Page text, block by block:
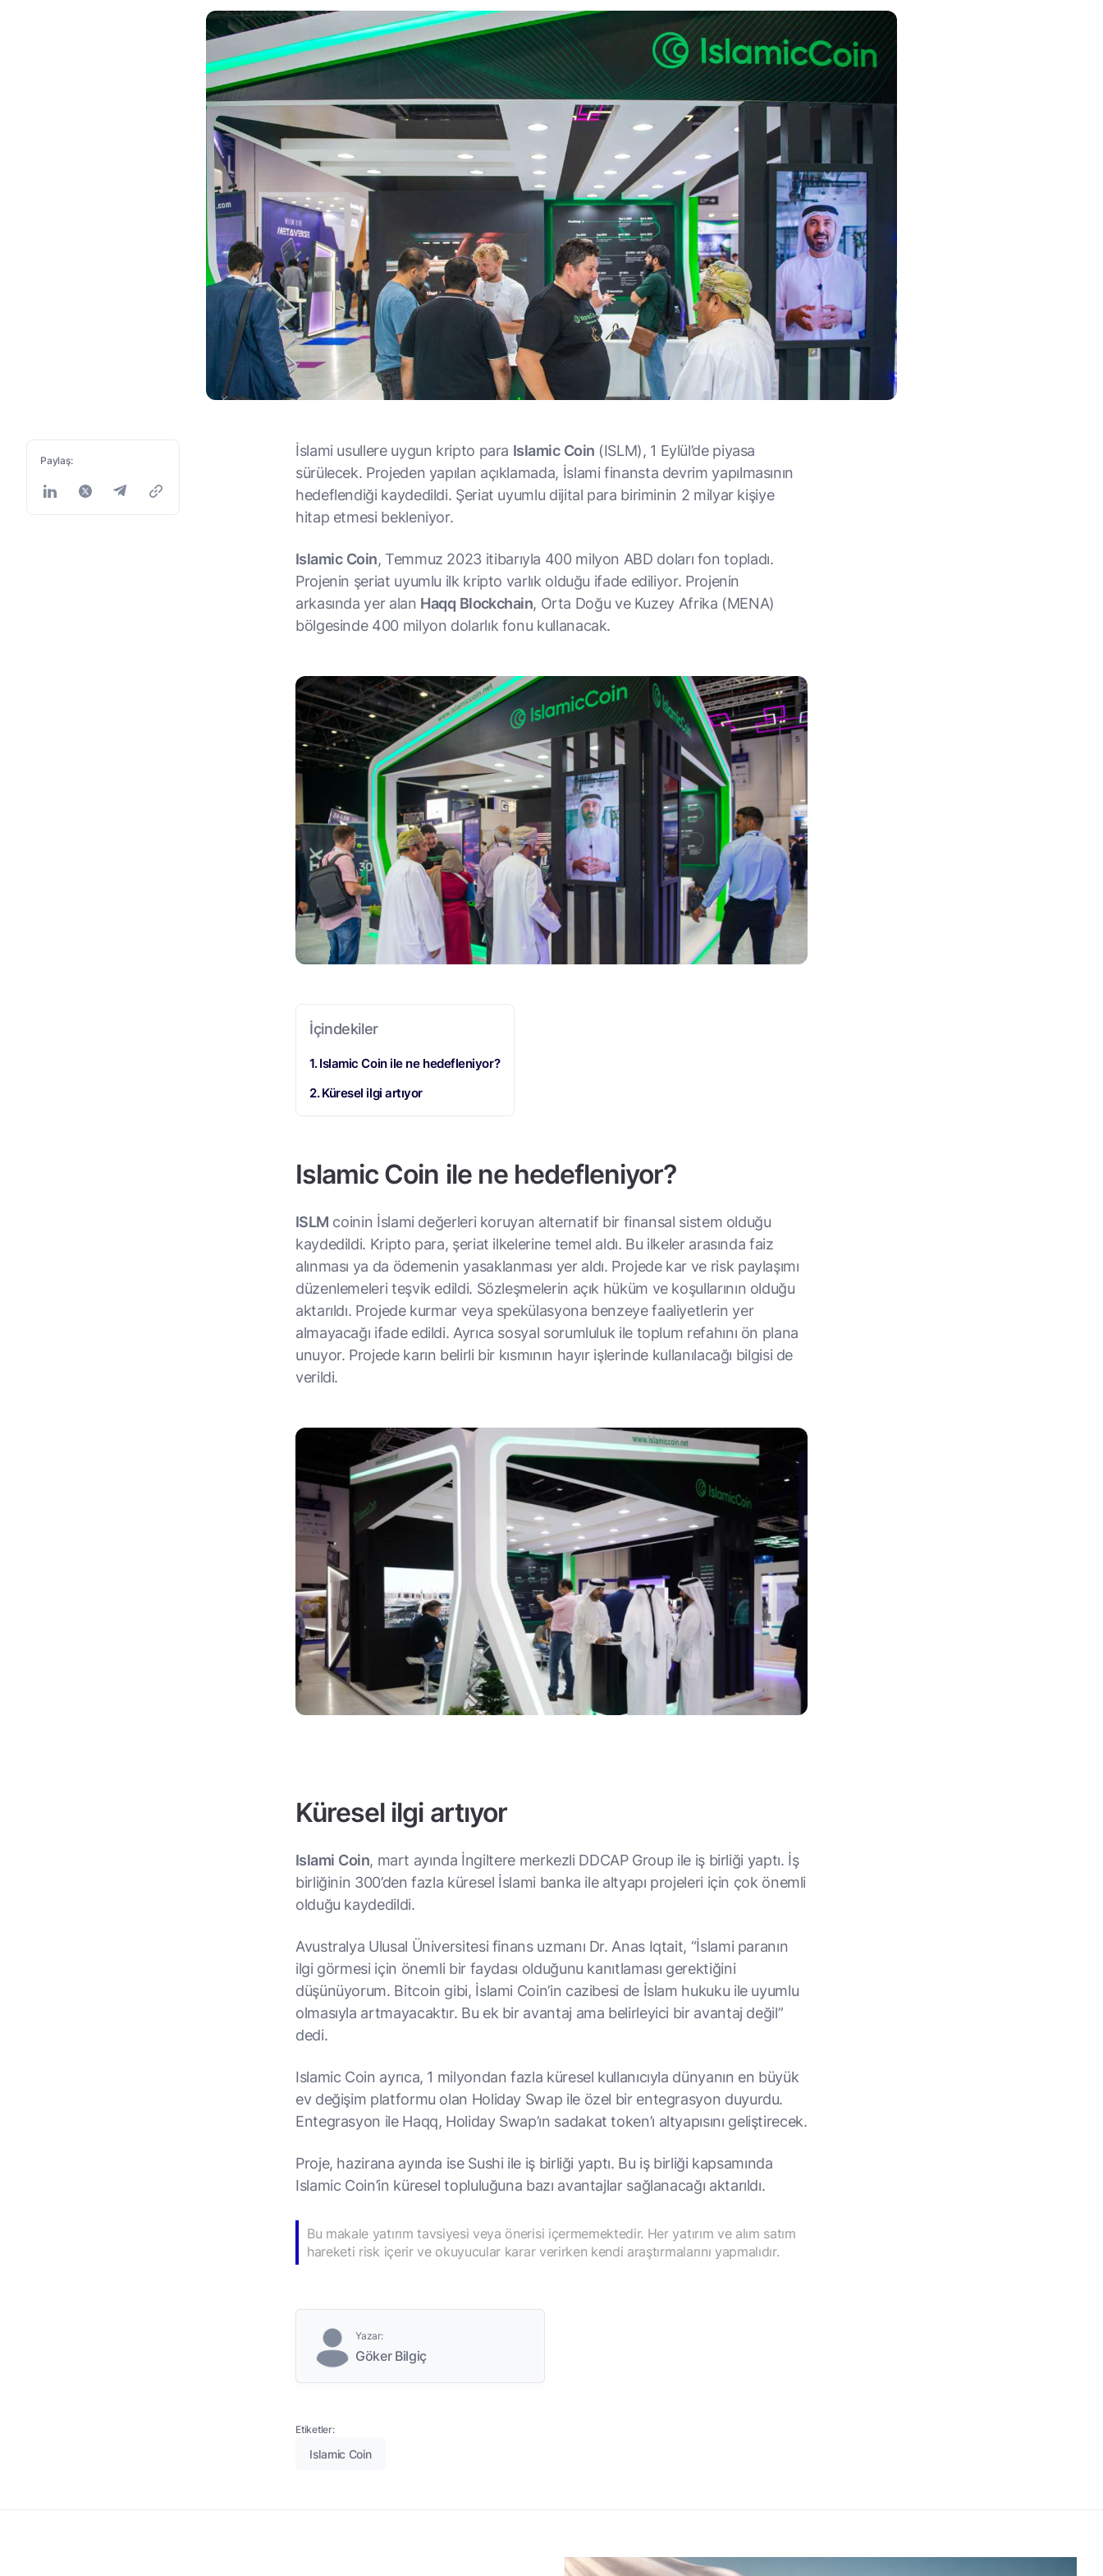
Paylaş: İslami usullere uygun kripto para Islamic Coin (ISLM), 1 Eylül’de piyasa
sürülecek. Projeden yapılan açıklamada, İslami finansta devrim yapılmasının
hedeflendiği kaydedildi. Şeriat uyumlu dijital para biriminin 2 milyar kişiye
hitap etmesi bekleniyor.
Islamic Coin, Temmuz 2023 itibarıyla 400 milyon ABD doları fon topladı.
Projenin şeriat uyumlu ilk kripto varlık olduğu ifade ediliyor. Projenin
arkasında yer alan Haqq Blockchain, Orta Doğu ve Kuzey Afrika (MENA)
bölgesinde 400 milyon dolarlık fonu kullanacak.
İçindekiler
Islamic Coin ile ne hedefleniyor?
Küresel ilgi artıyor
Islamic Coin ile ne hedefleniyor?
ISLM coinin İslami değerleri koruyan alternatif bir finansal sistem olduğu
kaydedildi. Kripto para, şeriat ilkelerine temel aldı. Bu ilkeler arasında faiz
alınması ya da ödemenin yasaklanması yer aldı. Projede kar ve risk paylaşımı
düzenlemeleri teşvik edildi. Sözleşmelerin açık hüküm ve koşullarının olduğu
aktarıldı. Projede kurmar veya spekülasyona benzeye faaliyetlerin yer
almayacağı ifade edildi. Ayrıca sosyal sorumluluk ile toplum refahını ön plana
unuyor. Projede karın belirli bir kısmının hayır işlerinde kullanılacağı bilgisi de
verildi.
Küresel ilgi artıyor
Islami Coin, mart ayında İngiltere merkezli DDCAP Group ile iş birliği yaptı. İş
birliğinin 300’den fazla küresel İslami banka ile altyapı projeleri için çok önemli
olduğu kaydedildi.
Avustralya Ulusal Üniversitesi finans uzmanı Dr. Anas Iqtait, “İslami paranın
ilgi görmesi için önemli bir faydası olduğunu kanıtlaması gerektiğini
düşünüyorum. Bitcoin gibi, İslami Coin’in cazibesi de İslam hukuku ile uyumlu
olmasıyla artmayacaktır. Bu ek bir avantaj ama belirleyici bir avantaj değil”
dedi.
Islamic Coin ayrıca, 1 milyondan fazla küresel kullanıcıyla dünyanın en büyük
ev değişim platformu olan Holiday Swap ile özel bir entegrasyon duyurdu.
Entegrasyon ile Haqq, Holiday Swap’ın sadakat token’ı altyapısını geliştirecek.
Proje, hazirana ayında ise Sushi ile iş birliği yaptı. Bu iş birliği kapsamında
Islamic Coin’in küresel topluluğuna bazı avantajlar sağlanacağı aktarıldı.
Bu makale yatırım tavsiyesi veya önerisi içermemektedir. Her yatırım ve alım satım
hareketi risk içerir ve okuyucular karar verirken kendi araştırmalarını yapmalıdır.
Yazar:
Göker Bilgiç
Etiketler:
Islamic Coin